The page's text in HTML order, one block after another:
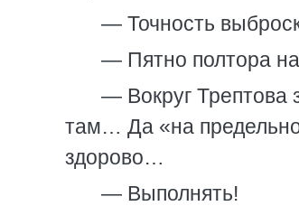
— Точность
— Пятно полтора
— Вокруг Трептова
там… Да «на
здорово…
— Выполнять!